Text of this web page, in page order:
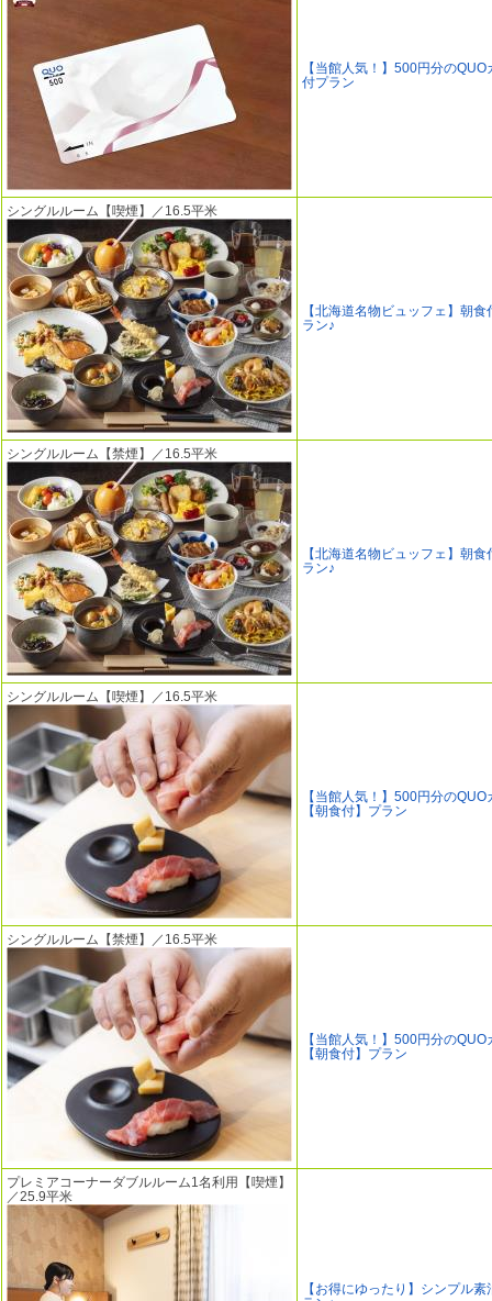
【当館人気！】500円分のQUO
付プラン
シングルルーム【喫煙】／16.5平米
【北海道名物ビュッフェ】朝食
ラン♪
シングルルーム【禁煙】／16.5平米
【北海道名物ビュッフェ】朝食
ラン♪
シングルルーム【喫煙】／16.5平米
【当館人気！】500円分のQUO
【朝食付】プラン
シングルルーム【禁煙】／16.5平米
【当館人気！】500円分のQUO
【朝食付】プラン
プレミアコーナーダブルルーム1名利用【喫煙】
／25.9平米
【お得にゆったり】シンプル素